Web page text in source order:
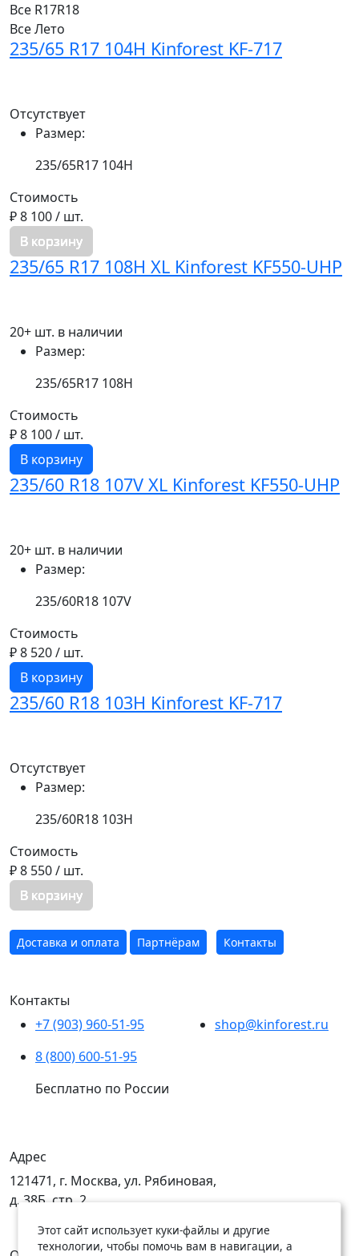
Все R17R18
ВсеЛето
235/65 R17 104H Kinforest KF-717
Отсутствует
Размер:
235/65R17 104H
Стоимость
₽ 8 100/ шт.
В корзину
235/65 R17 108H XL Kinforest KF550-UHP
20+ шт. в наличии
Размер:
235/65R17 108H
Стоимость
₽ 8 100/ шт.
В корзину
235/60 R18 107V XL Kinforest KF550-UHP
20+ шт. в наличии
Размер:
235/60R18 107V
Стоимость
₽ 8 520/ шт.
В корзину
235/60 R18 103H Kinforest KF-717
Отсутствует
Размер:
235/60R18 103H
Стоимость
₽ 8 550/ шт.
В корзину
Доставка и оплата Партнёрам Контакты
Контакты
+7 (903) 960-51-95
8 (800) 600-51-95
Бесплатно по России
shop@kinforest.ru
Адрес
121471, г. Москва, ул. Рябиновая,
д. 38Б, стр. 2
Этот сайт использует куки-файлы и другие
технологии, чтобы помочь вам в навигации, а